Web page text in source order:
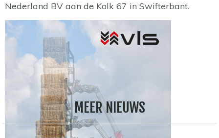
Nederland BV aan de Kolk 67 in Swifterbant.
MEER NIEUWS